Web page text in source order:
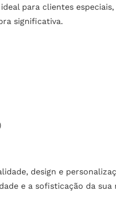
para clientes
significativa.
design e
e a sofisticação da sua